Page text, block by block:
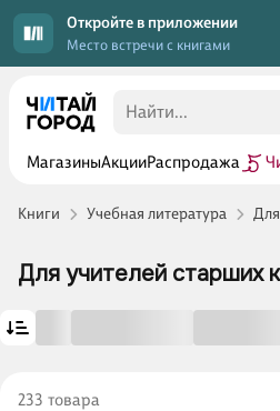
Откройте в приложении
Место встречи с книгами
МагазиныАкцииРаспродажа
Книги Учебная литература
Для учителей старших
233 товара